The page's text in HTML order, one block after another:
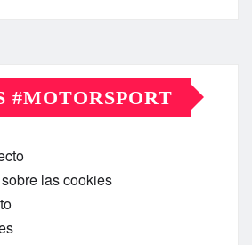
#MOTORSPORT
las cookies